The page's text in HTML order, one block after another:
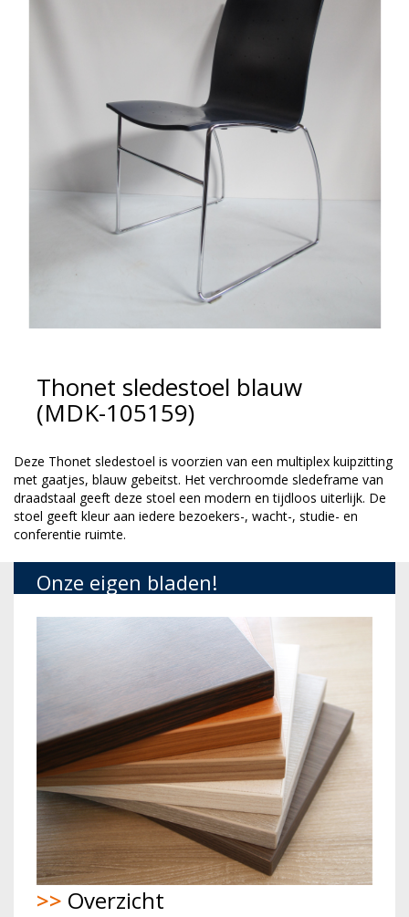
Thonet sledestoel blauw
(MDK-105159)
Deze Thonet sledestoel is voorzien van een multiplex kuipzitting
met gaatjes, blauw gebeitst. Het verchroomde sledeframe van
draadstaal geeft deze stoel een modern en tijdloos uiterlijk. De
stoel geeft kleur aan iedere bezoekers-, wacht-, studie- en
conferentie ruimte.
Onze eigen bladen!
>> Overzicht